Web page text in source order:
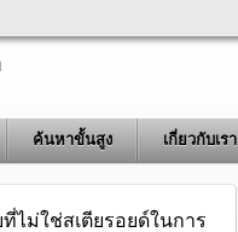
ค้นหาขั้นสูง เกี่ยวกับเรา
ไม่ใช่สเตียรอยด์ในการ